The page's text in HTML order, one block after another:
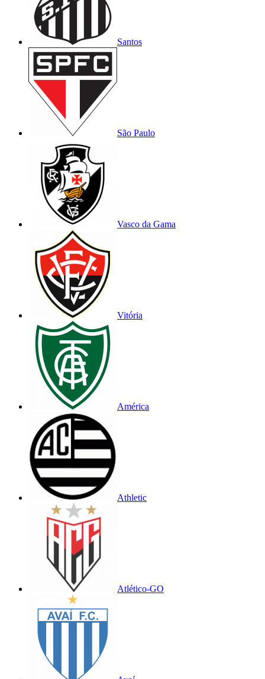
Santos
São Paulo
Vasco da Gama
Vitória
América
Athletic
Atlético-GO